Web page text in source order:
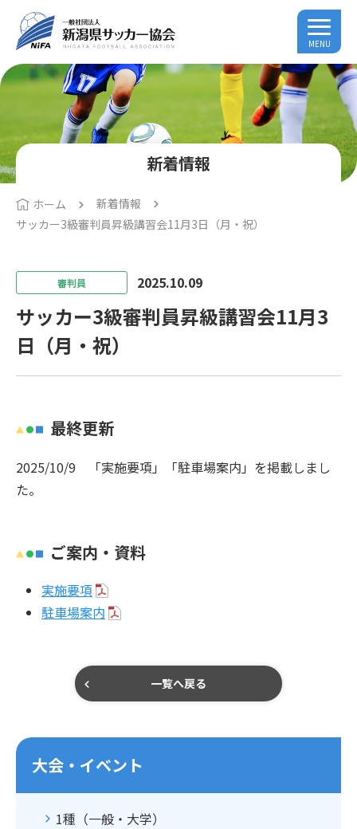
MENU
新着情報
ホーム
新着情報
サッカー3級審判員昇級講習会11月3日（月・祝）
審判員 2025.10.09
サッカー3級審判員昇級講習会11月3
日（月・祝）
最終更新
2025/10/9 「実施要項」「駐車場案内」を掲載しまし
た。
ご案内・資料
実施要項
駐車場案内
一覧へ戻る
大会・イベント
1種（一般・大学）